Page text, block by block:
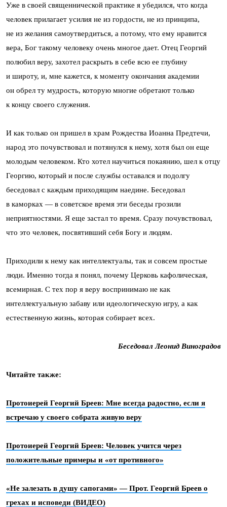
Уже в своей священнической практике я убедился, что когда
человек прилагает усилия не из гордости, не из принципа,
не из желания самоутвердиться, а потому, что ему нравится
вера, Бог такому человеку очень многое дает. Отец Георгий
полюбил веру, захотел раскрыть в себе всю ее глубину
и широту, и, мне кажется, к моменту окончания академии
он обрел ту мудрость, которую многие обретают только
к концу своего служения.
И как только он пришел в храм Рождества Иоанна Предтечи,
народ это почувствовал и потянулся к нему, хотя был он еще
молодым человеком. Кто хотел научиться покаянию, шел к отцу
Георгию, который и после службы оставался и подолгу
беседовал с каждым приходящим наедине. Беседовал
в каморках — в советское время эти беседы грозили
неприятностями. Я еще застал то время. Сразу почувствовал,
что это человек, посвятивший себя Богу и людям.
Приходили к нему как интеллектуалы, так и совсем простые
люди. Именно тогда я понял, почему Церковь кафолическая,
всемирная. С тех пор я веру воспринимаю не как
интеллектуальную забаву или идеологическую игру, а как
естественную жизнь, которая собирает всех.
Беседовал Леонид Виноградов
Читайте также:
Протоиерей Георгий Бреев: Мне всегда радостно, если я
встречаю у своего собрата живую веру
Протоиерей Георгий Бреев: Человек учится через
положительные примеры и «от противного»
«Не залезать в душу сапогами» — Прот. Георгий Бреев о
грехах и исповеди (ВИДЕО)